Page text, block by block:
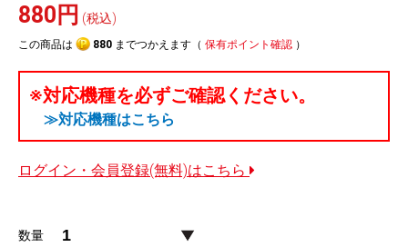
880円 (税込)
この商品は 880 までつかえます（ 保有ポイント確認 ）
※対応機種を必ずご確認ください。
≫対応機種はこちら
ログイン・会員登録(無料)はこちら
数量